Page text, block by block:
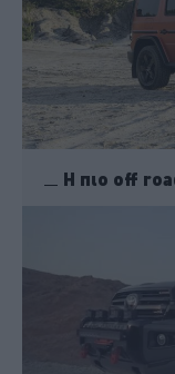
Η πιο off